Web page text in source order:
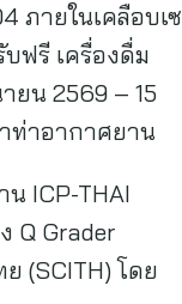
ภายในเคลือบเซ
ฟรี เครื่องดื่ม
ยน 2569 – 15
ท่าอากาศยาน
ICP-THAI
Q Grader
(SCITH) โดย